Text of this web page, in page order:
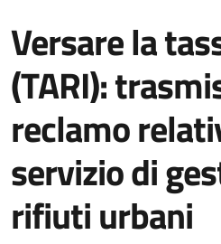
Versare la
(TARI):
reclamo
servizio di
rifiuti urbani